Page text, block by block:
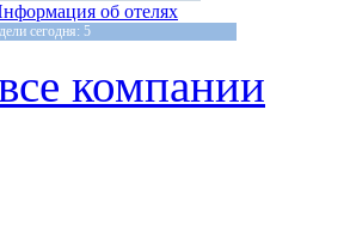
об отелях
сегодня: 5
компании